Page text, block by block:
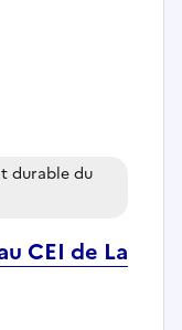
CEI de La
durable du